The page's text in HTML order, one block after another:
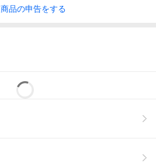
商品の申告をする